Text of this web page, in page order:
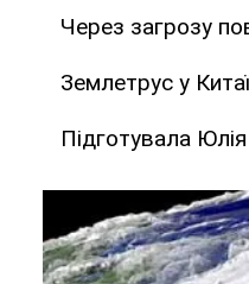
Через загрозу
Землетрус у
Підготувала